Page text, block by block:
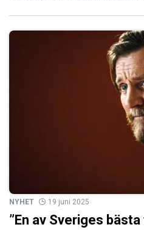
NYHET 19 juni 2025
”En av Sveriges